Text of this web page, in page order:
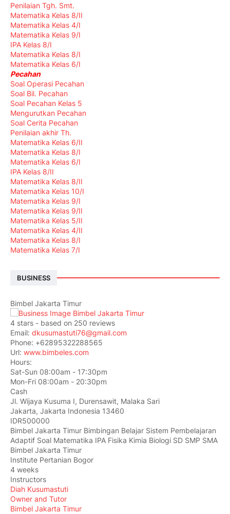
Penilaian Tgh. Smt.
Matematika Kelas 8/II
Matematika Kelas 4/I
Matematika Kelas 9/I
IPA Kelas 8/I
Matematika Kelas 8/I
Matematika Kelas 6/I
Pecahan
Soal Operasi Pecahan
Soal Bil. Pecahan
Soal Pecahan Kelas 5
Mengurutkan Pecahan
Soal Cerita Pecahan
Penilaian akhir Th.
Matematika Kelas 6/II
Matematika Kelas 8/I
Matematika Kelas 6/I
IPA Kelas 8/II
Matematika Kelas 8/II
Matematika Kelas 10/I
Matematika Kelas 9/I
Matematika Kelas 9/II
Matematika Kelas 5/II
Matematika Kelas 4/II
Matematika Kelas 8/I
Matematika Kelas 7/I
BUSINESS
Bimbel Jakarta Timur
4 stars - based on 250 reviews
Email: dkusumastuti76@gmail.com
Phone: +62895322288565
Url: www.bimbeles.com
Hours:
Sat-Sun 08:00am - 17:30pm
Mon-Fri 08:00am - 20:30pm
Cash
Jl. Wijaya Kusuma I, Durensawit, Malaka Sari
Jakarta, Jakarta Indonesia 13460
IDR500000
Bimbel Jakarta Timur Bimbingan Belajar Sistem Pembelajaran
Adaptif Soal Matematika IPA Fisika Kimia Biologi SD SMP SMA
Bimbel Jakarta Timur
Institute Pertanian Bogor
4 weeks
Instructors
Diah Kusumastuti
Owner and Tutor
Bimbel Jakarta Timur